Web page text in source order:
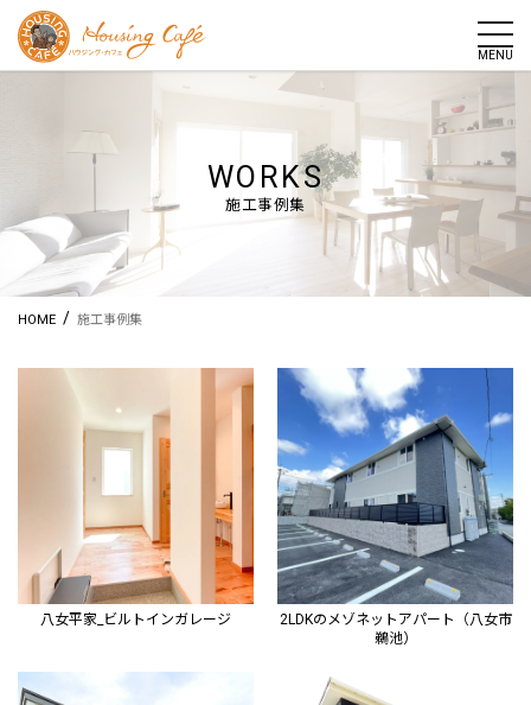
MENU
HOME / 施工事例集
WORKS
施工事例集
八女平家_ビルトインガレージ
2LDKのメゾネットアパート（八女市
鵜池）